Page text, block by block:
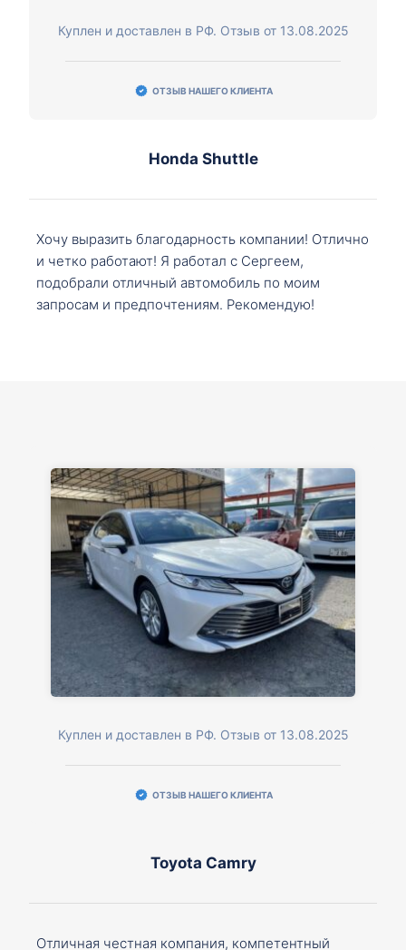
Куплен и доставлен в РФ. Отзыв от 13.08.2025
ОТЗЫВ НАШЕГО КЛИЕНТА
Honda Shuttle
Хочу выразить благодарность компании! Отлично
и четко работают! Я работал с Сергеем,
подобрали отличный автомобиль по моим
запросам и предпочтениям. Рекомендую!
Куплен и доставлен в РФ. Отзыв от 13.08.2025
ОТЗЫВ НАШЕГО КЛИЕНТА
Toyota Camry
Отличная честная компания, компетентный